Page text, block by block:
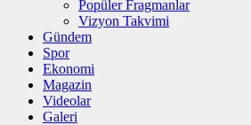
Popüler Fragmanlar
Vizyon Takvimi
Gündem
Spor
Ekonomi
Magazin
Videolar
Galeri